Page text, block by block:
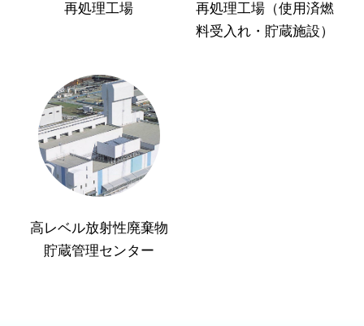
再処理工場
再処理工場（使用済燃
料受入れ・貯蔵施設）
高レベル放射性廃棄物
貯蔵管理センター